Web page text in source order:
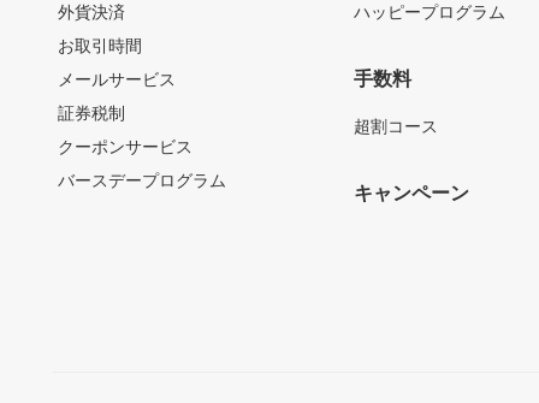
外貨決済
お取引時間
メールサービス
証券税制
クーポンサービス
バースデープログラム
ハッピープログラム
手数料
超割コース
キャンペーン